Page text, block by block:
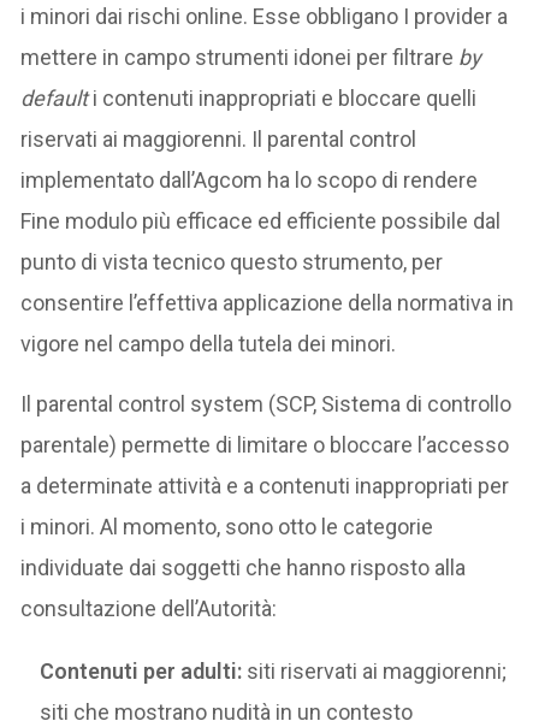
i minori dai rischi online. Esse obbligano I provider a
mettere in campo strumenti idonei per filtrare by
defaulti contenuti inappropriati e bloccare quelli
riservati ai maggiorenni. Il parental control
implementato dall’Agcom ha lo scopo di rendere
Fine modulo più efficace ed efficiente possibile dal
punto di vista tecnico questo strumento, per
consentire l’effettiva applicazione della normativa in
vigore nel campo della tutela dei minori.
Il parental control system (SCP, Sistema di controllo
parentale) permette di limitare o bloccare l’accesso
a determinate attività e a contenuti inappropriati per
i minori. Al momento, sono otto le categorie
individuate dai soggetti che hanno risposto alla
consultazione dell’Autorità:
Contenuti per adulti: siti riservati ai maggiorenni;
siti che mostrano nudità in un contesto